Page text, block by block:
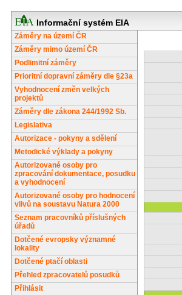
Informační systém EIA
Záměry na území ČR
Záměry mimo území ČR
Podlimitní záměry
Prioritní dopravní záměry dle §23a
Vyhodnocení změn velkých
projektů
Záměry dle zákona 244/1992 Sb.
Legislativa
Autorizace - pokyny a sdělení
Metodické výklady a pokyny
Autorizované osoby pro
zpracování dokumentace, posudku
a vyhodnocení
Autorizované osoby pro hodnocení
vlivů na soustavu Natura 2000
Seznam pracovníků příslušných
úřadů
Dotčené evropsky významné
lokality
Dotčené ptačí oblasti
Přehled zpracovatelů posudků
Přihlásit